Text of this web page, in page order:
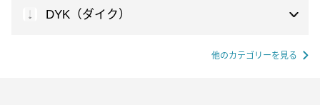
DYK（ダイク）
他のカテゴリーを見る